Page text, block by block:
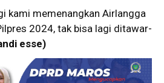
kami memenangkan Airlangga
2024, tak bisa lagi ditawar-
esse)